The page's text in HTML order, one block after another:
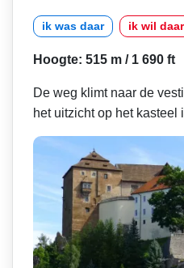
ik was daar ik wil
Hoogte: 515 m / 1 690 ft
De weg klimt naar de
het uitzicht op het kasteel